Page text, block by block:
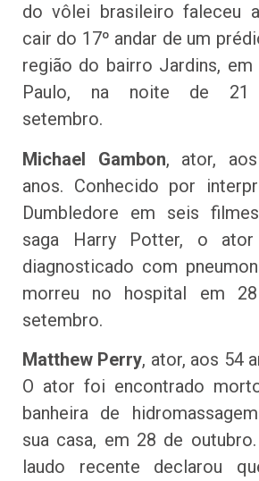
do vôlei brasileiro faleceu
cair do 17º andar de um
região do bairro Jardins, em
Paulo, na noite de 21
setembro.
Michael Gambon, ator,
anos. Conhecido por
Dumbledore em seis
saga Harry Potter, o
diagnosticado com
morreu no hospital em
setembro.
Matthew Perry, ator, aos 54
O ator foi encontrado
banheira de
sua casa, em 28 de
laudo recente declarou